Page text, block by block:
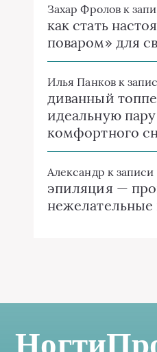
Захар Фроловк
как стать
поваром» для
Илья Панковк
диванный
идеальную
комфортного
Александр к записи
эпиляция —
нежелательные